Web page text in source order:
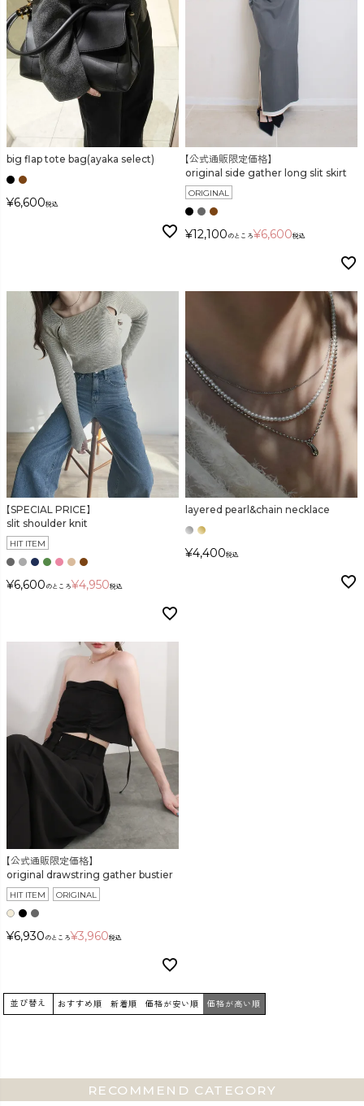
big flap tote bag(ayaka select)
¥6,600税込
【公式通販限定価格】
original side gather long slit skirt
ORIGINAL
¥12,100 のところ¥6,600税込
【SPECIAL PRICE】
slit shoulder knit
HIT ITEM
¥6,600 のところ¥4,950税込
layered pearl&chain necklace
¥4,400税込
【公式通販限定価格】
original drawstring gather bustier
HIT ITEM ORIGINAL
¥6,930 のところ¥3,960税込
並び替え おすすめ順 新着順 価格が安い順 価格が高い順
RECOMMEND CATEGORY